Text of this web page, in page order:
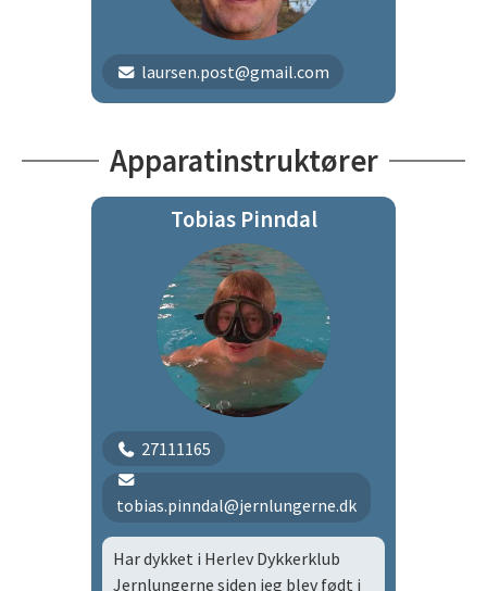
laursen.post@gmail.com
Apparatinstruktører
Tobias Pinndal
27111165
tobias.pinndal@jernlungerne.dk
Har dykket i Herlev Dykkerklub
Jernlungerne siden jeg blev født i